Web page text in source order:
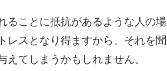
ることに抵抗があるような人の場
レスとなり得ますから、それを聞
てしまうかもしれません。